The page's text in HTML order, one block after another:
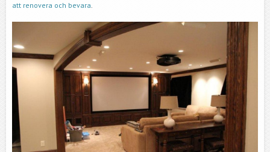
att renovera och bevara